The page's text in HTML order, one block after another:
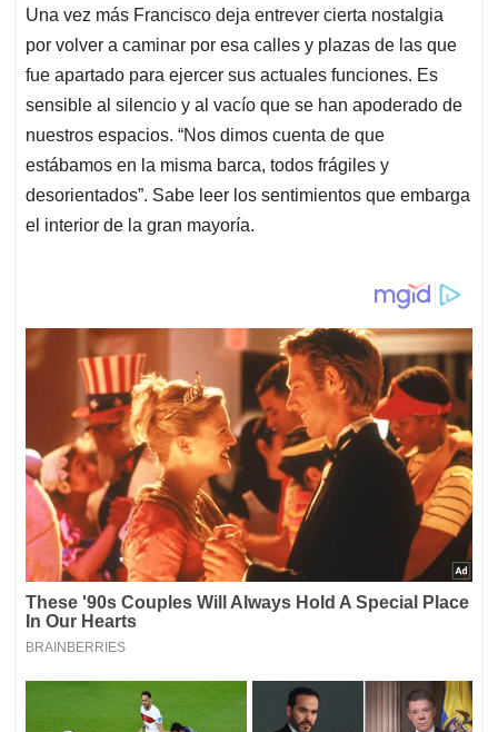
Una vez más Francisco deja entrever cierta nostalgia
por volver a caminar por esa calles y plazas de las que
fue apartado para ejercer sus actuales funciones. Es
sensible al silencio y al vacío que se han apoderado de
nuestros espacios. “Nos dimos cuenta de que
estábamos en la misma barca, todos frágiles y
desorientados”. Sabe leer los sentimientos que embarga
el interior de la gran mayoría.